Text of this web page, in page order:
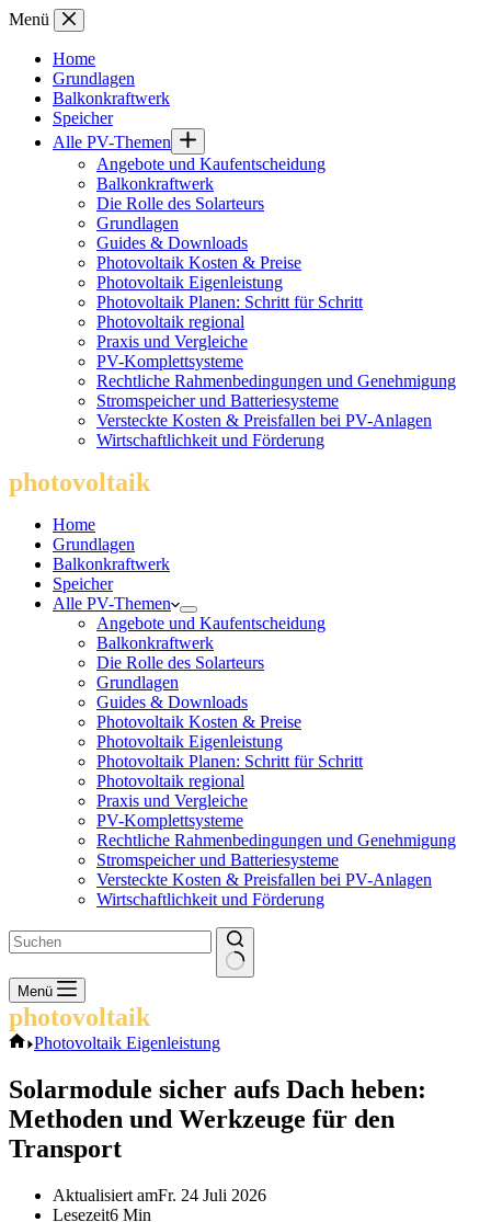
Zum
springen
Menü
Home
Grundlagen
Balkonkraftwerk
Speicher
Alle PV-Themen
Angebote und Kaufentscheidung
Balkonkraftwerk
Die Rolle des Solarteurs
Grundlagen
Guides & Downloads
Photovoltaik Kosten & Preise
Photovoltaik Eigenleistung
Photovoltaik Planen: Schritt für Schritt
Photovoltaik regional
Praxis und Vergleiche
PV-Komplettsysteme
Rechtliche Rahmenbedingungen und Genehmigung
Stromspeicher und Batteriesysteme
Versteckte Kosten & Preisfallen bei PV-Anlagen
Wirtschaftlichkeit und Förderung
photovoltaik
Home
Grundlagen
Balkonkraftwerk
Speicher
Alle PV-Themen
Angebote und Kaufentscheidung
Balkonkraftwerk
Die Rolle des Solarteurs
Grundlagen
Guides & Downloads
Photovoltaik Kosten & Preise
Photovoltaik Eigenleistung
Photovoltaik Planen: Schritt für Schritt
Photovoltaik regional
Praxis und Vergleiche
PV-Komplettsysteme
Rechtliche Rahmenbedingungen und Genehmigung
Stromspeicher und Batteriesysteme
Versteckte Kosten & Preisfallen bei PV-Anlagen
Wirtschaftlichkeit und Förderung
Keine
Ergebnisse
Menü
photovoltaik
Start
Photovoltaik Eigenleistung
Solarmodule sicher aufs Dach heben:
Methoden und Werkzeuge für den
Transport
Aktualisiert amFr. 24 Juli 2026
Lesezeit6 Min